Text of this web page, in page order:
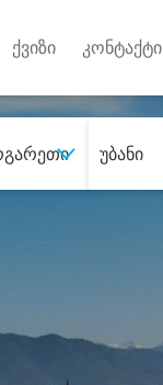
ქვიზი კონტაქტი
უბანი